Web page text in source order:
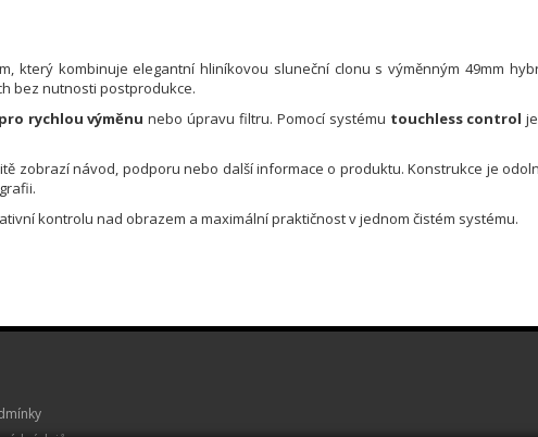
který kombinuje elegantní hliníkovou sluneční clonu s výměnným 49mm
bez nutnosti postprodukce.
rychlou výměnu nebo úpravu filtru. Pomocí systému touchless control
zobrazí návod, podporu nebo další informace o produktu. Konstrukce je
kontrolu nad obrazem a maximální praktičnost v jednom čistém systému.